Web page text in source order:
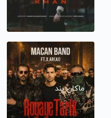
ماکان بند